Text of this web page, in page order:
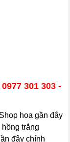
301 303 -
hoa gần đây
trắng
đây chính